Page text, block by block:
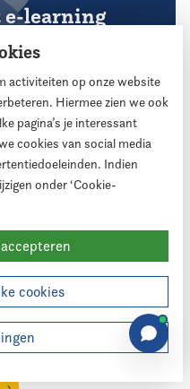
learning
(118)
(34)
& toezicht (153)
activiteiten op onze website
Hiermee zien we ook
pagina’s je interessant
cookies van social media
Indien
onder ‘Cookie-
cookies